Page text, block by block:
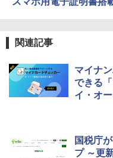
関連記事
マイナ
できる
イ・オ
国税庁
プ ～更